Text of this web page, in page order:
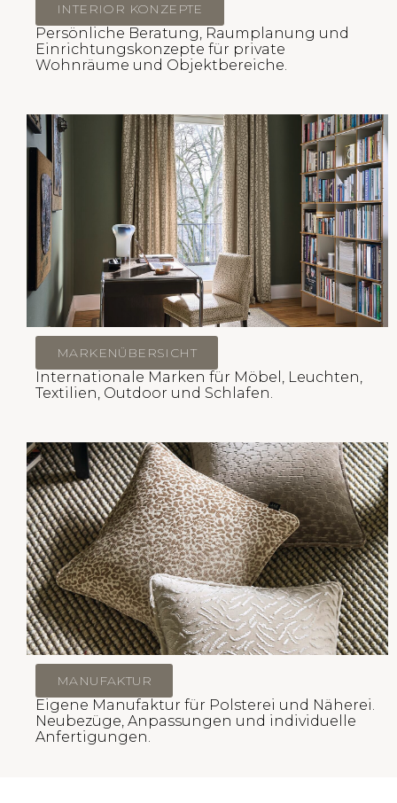
INTERIOR KONZEPTE
Persönliche Beratung, Raumplanung und
Einrichtungskonzepte für private
Wohnräume und Objektbereiche.
MARKENÜBERSICHT
Internationale Marken für Möbel, Leuchten,
Textilien, Outdoor und Schlafen.
MANUFAKTUR
Eigene Manufaktur für Polsterei und Näherei.
Neubezüge, Anpassungen und individuelle
Anfertigungen.